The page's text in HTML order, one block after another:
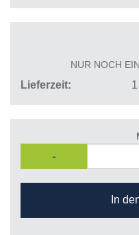
NUR NOCH
Lieferzeit
-
In